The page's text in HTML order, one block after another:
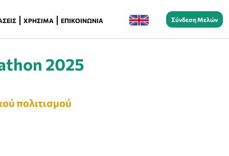
ΧΡΉΣΙΜΑ ΕΠΙΚΟΙΝΩΝΊΑ Σύνδεση Μελών
2025
πολιτισμού